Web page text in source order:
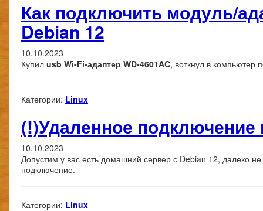
Как подключить модуль/
Debian 12
10.10.2023
Купил usb Wi-Fi-адаптер WD-4601AC, воткнул в компьютер
Категории: Linux
(!)Удаленное
10.10.2023
Допустим у вас есть домашний сервер с Debian 12, далеко
подключение.
Категории: Linux